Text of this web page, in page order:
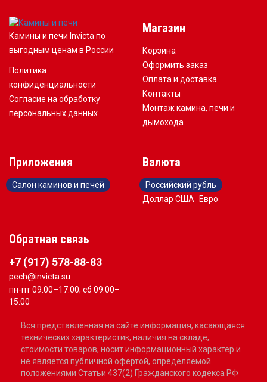
Камины и печи Invicta по
выгодным ценам в России
Политика
конфиденциальности
Согласие на обработку
персональных данных
Магазин
Корзина
Оформить заказ
Оплата и доставка
Контакты
Монтаж камина, печи и
дымохода
Приложения
Салон каминов и печей
Валюта
Российский рубль
Доллар США
Евро
Обратная связь
+7 (917) 578-88-83
pech@invicta.su
пн-пт 09:00–17:00; сб 09:00–
15:00
Вся представленная на сайте информация, касающаяся
технических характеристик, наличия на складе,
стоимости товаров, носит информационный характер и
не является публичной офертой, определяемой
положениями Статьи 437(2) Гражданского кодекса РФ